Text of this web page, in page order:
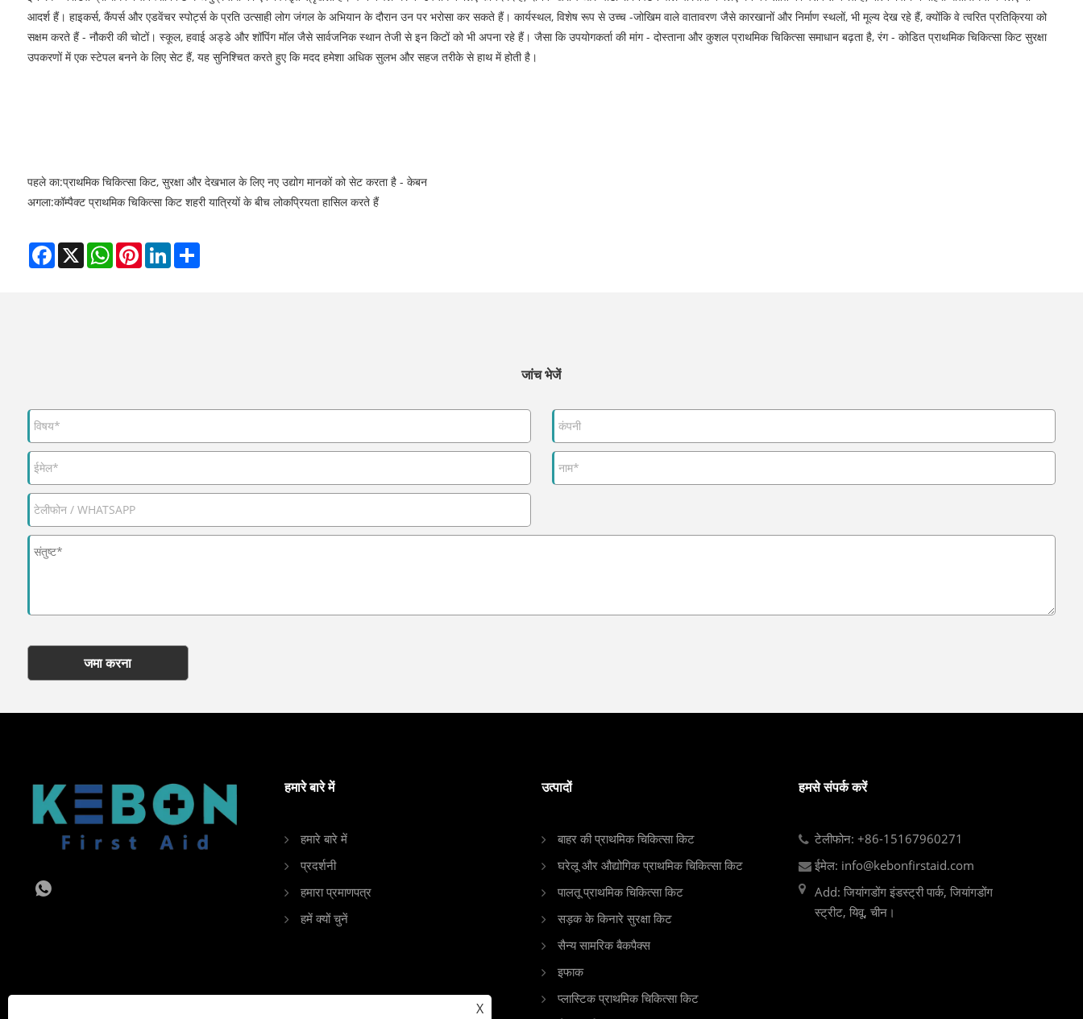
आदर्श हैं। हाइकर्स, कैंपर्स और एडवेंचर स्पोर्ट्स के प्रति उत्साही लोग जंगल के अभियान के दौरान उन पर भरोसा कर सकते हैं। कार्यस्थल, विशेष रूप से उच्च -जोखिम वाले वातावरण जैसे कारखानों और निर्माण स्थलों, भी मूल्य देख रहे हैं, क्योंकि वे त्वरित प्रतिक्रिया को
सक्षम करते हैं - नौकरी की चोटों। स्कूल, हवाई अड्डे और शॉपिंग मॉल जैसे सार्वजनिक स्थान तेजी से इन किटों को भी अपना रहे हैं। जैसा कि उपयोगकर्ता की मांग - दोस्ताना और कुशल प्राथमिक चिकित्सा समाधान बढ़ता है, रंग - कोडित प्राथमिक चिकित्सा किट सुरक्षा
उपकरणों में एक स्टेपल बनने के लिए सेट हैं, यह सुनिश्चित करते हुए कि मदद हमेशा अधिक सुलभ और सहज तरीके से हाथ में होती है।
पहले का:प्राथमिक चिकित्सा किट, सुरक्षा और देखभाल के लिए नए उद्योग मानकों को सेट करता है - केबन
अगला:कॉम्पैक्ट प्राथमिक चिकित्सा किट शहरी यात्रियों के बीच लोकप्रियता हासिल करते हैं
Facebook
X WhatsAppPinterestLinkedInShare
जांच भेजें
जमा करना
हमारे बारे में
हमारे बारे में
प्रदर्शनी
हमारा प्रमाणपत्र
हमें क्यों चुनें
उत्पादों
बाहर की प्राथमिक चिकित्सा किट
घरेलू और औद्योगिक प्राथमिक चिकित्सा किट
पालतू प्राथमिक चिकित्सा किट
सड़क के किनारे सुरक्षा किट
सैन्य सामरिक बैकपैक्स
इफाक
प्लास्टिक प्राथमिक चिकित्सा किट
हमसे संपर्क करें
टेलीफोन: +86-15167960271
ईमेल: info@kebonfirstaid.com
Add: जियांगडोंग इंडस्ट्री पार्क, जियांगडोंग
स्ट्रीट, यिवू, चीन।
X